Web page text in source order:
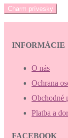
Charm prívesky
INFORMÁCIE
O nás
Ochrana
Obchodné
Platba a
FACEBOOK